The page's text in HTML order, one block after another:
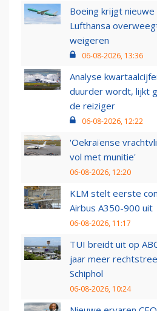
Boeing krijgt
Lufthansa
weigeren
06-08-2026, 13:36
Analyse
duurder wordt, lijkt
de reiziger
06-08-2026, 12:22
'Oekraïense
vol met munitie'
06-08-2026, 12:20
KLM stelt eerste
Airbus A350-900 uit
06-08-2026, 11:17
TUI breidt uit op
jaar meer
Schiphol
06-08-2026, 10:24